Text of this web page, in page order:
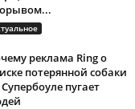
реклама Ring о
потерянной собаки
пугает